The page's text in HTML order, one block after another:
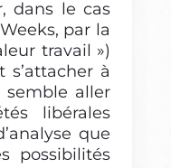
dans le cas
par la
travail »)
à
semble aller
libérales
que
possibilités